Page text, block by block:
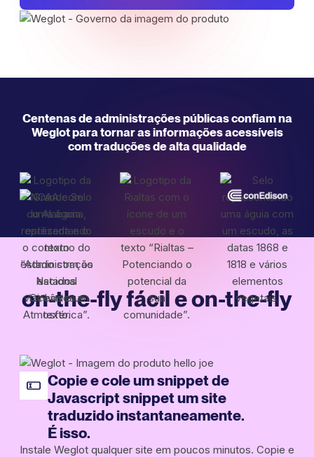
Centenas de administrações públicas confiam na
Weglot para tornar as informações acessíveis
com traduções de alta qualidade
on-the-fly fácil e on-the-fly
Copie e cole um snippet de
Javascript snippet um site
traduzido instantaneamente.
É isso.
Instale Weglot qualquer site em poucos minutos. Copie e